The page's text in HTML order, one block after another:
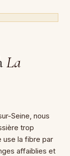
La
Seine, nous
trop
use la fibre par
affaiblies et